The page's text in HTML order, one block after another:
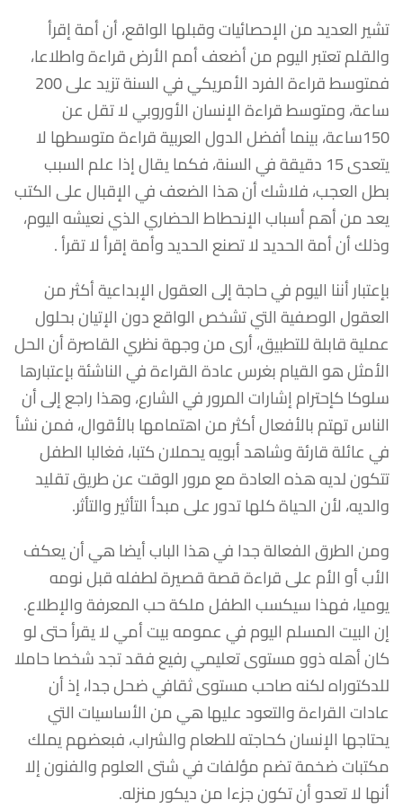
تشير العديد من الإحصائيات وقبلها الواقع، أن أمة إقرأ
والقلم تعتبر اليوم من أضعف أمم الأرض قراءة واطلاعا،
فمتوسط قراءة الفرد الأمريكي في السنة تزيد على 200
ساعة، ومتوسط قراءة الإنسان الأوروبي لا تقل عن
150ساعة، بينما أفضل الدول العربية قراءة متوسطها لا
يتعدى 15 دقيقة في السنة، فكما يقال إذا علم السبب
بطل العجب، فلاشك أن هذا الضعف في الإقبال على الكتب
يعد من أهم أسباب الإنحطاط الحضاري الذي نعيشه اليوم،
وذلك أن أمة الحديد لا تصنع الحديد وأمة إقرأ لا تقرأ .
بإعتبار أننا اليوم في حاجة إلى العقول الإبداعية أكثر من
العقول الوصفية التي تشخص الواقع دون الإتيان بحلول
عملية قابلة للتطبيق، أرى من وجهة نظري القاصرة أن الحل
الأمثل هو القيام بغرس عادة القراءة في الناشئة بإعتبارها
سلوكا كإحترام إشارات المرور في الشارع، وهذا راجع إلى أن
الناس تهتم بالأفعال أكثر من اهتمامها بالأقوال، فمن نشأ
في عائلة قارئة وشاهد أبويه يحملان كتبا، فغالبا الطفل
تتكون لديه هذه العادة مع مرور الوقت عن طريق تقليد
والديه، لأن الحياة كلها تدور على مبدأ التأثير والتأثر.
ومن الطرق الفعالة جدا في هذا الباب أيضا هي أن يعكف
الأب أو الأم على قراءة قصة قصيرة لطفله قبل نومه
يوميا، فهذا سيكسب الطفل ملكة حب المعرفة والإطلاع.
إن البيت المسلم اليوم في عمومه بيت أمي لا يقرأ حتى لو
كان أهله ذوو مستوى تعليمي رفيع فقد تجد شخصا حاملا
للدكتوراه لكنه صاحب مستوى ثقافي ضحل جدا، إذ أن
عادات القراءة والتعود عليها هي من الأساسيات التي
يحتاجها الإنسان كحاجته للطعام والشراب، فبعضهم يملك
مكتبات ضخمة تضم مؤلفات في شتى العلوم والفنون إلا
أنها لا تعدو أن تكون جزءا من ديكور منزله.